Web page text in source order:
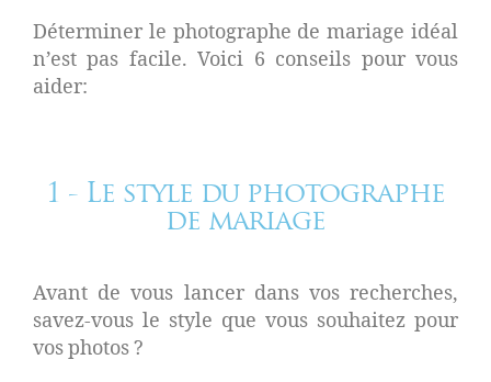
Déterminer le photographe de mariage idéal
n’est pas facile. Voici 6 conseils pour vous
aider:
1 - Le style du photographe
de mariage
Avant de vous lancer dans vos recherches,
savez-vous le style que vous souhaitez pour
vos photos ?